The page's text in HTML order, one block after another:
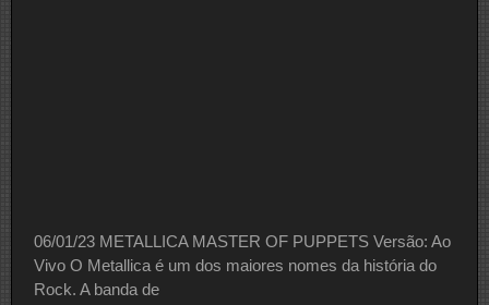
06/01/23 METALLICA MASTER OF PUPPETS Versão: Ao
Vivo O Metallica é um dos maiores nomes da história do
Rock. A banda de